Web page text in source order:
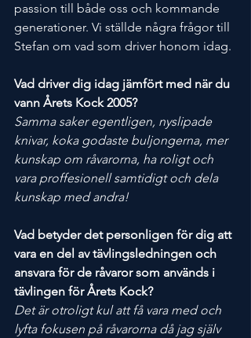
passion till både oss och kommande
generationer. Vi ställde några frågor till
Stefan om vad som driver honom idag.
Vad driver dig idag jämfört med när du
vann Årets Kock 2005?
Samma saker egentligen, nyslipade
knivar, koka godaste buljongerna, mer
kunskap om råvarorna, ha roligt och
vara proffesionell samtidigt och dela
kunskap med andra!
Vad betyder det personligen för dig att
vara en del av tävlingsledningen och
ansvara för de råvaror som används i
tävlingen för Årets Kock?
Det är otroligt kul att få vara med och
lyfta fokusen på råvarorna då jag själv